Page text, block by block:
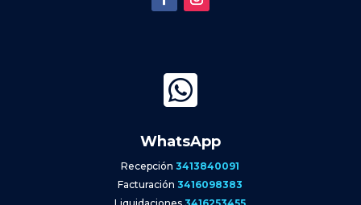

WhatsApp
Recepción3413840091
Facturación3416098383